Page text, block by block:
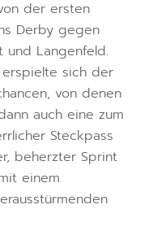
der ersten
Derby gegen
und Langenfeld.
sich der
von denen
auch eine zum
Steckpass
beherzter Sprint
einem